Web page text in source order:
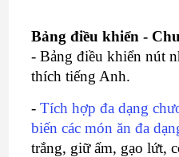
Bảng điều khiển -
- Bảng điều khiển nút
thích tiếng Anh.
-Tích hợp đa dạng
biến các món ăn đa
trắng, giữ ấm, gạo lứt,